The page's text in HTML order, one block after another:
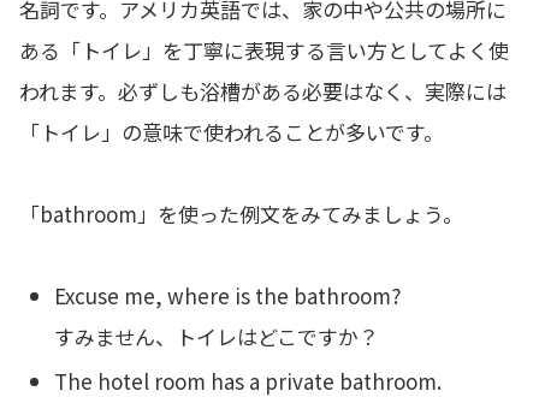
名詞です。アメリカ英語では、家の中や公共の場所に
ある「トイレ」を丁寧に表現する言い方としてよく使
われます。必ずしも浴槽がある必要はなく、実際には
「トイレ」の意味で使われることが多いです。
「bathroom」を使った例文をみてみましょう。
Excuse me, where is the bathroom?
すみません、トイレはどこですか？
The hotel room has a private bathroom.